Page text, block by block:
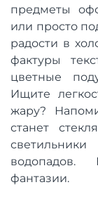
предметы
или просто
радости в
фактуры
цветные
Ищите
жару?
станет
водопадов.
фантазии.